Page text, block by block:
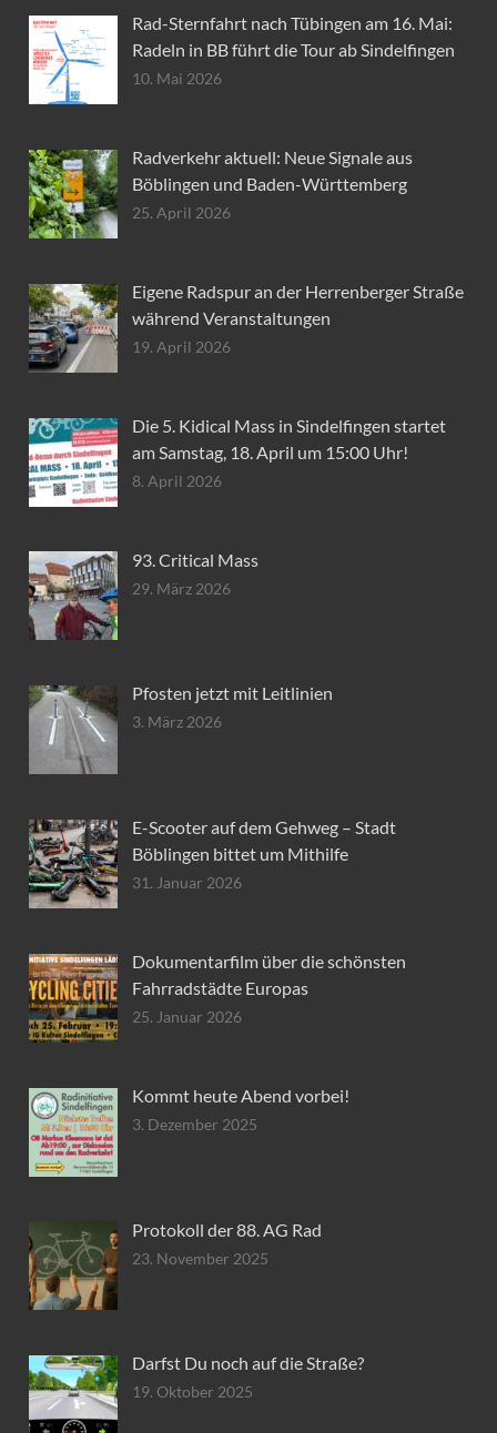
Rad-Sternfahrt nach Tübingen am 16. Mai:
Radeln in BB führt die Tour ab Sindelfingen
10. Mai 2026
Radverkehr aktuell: Neue Signale aus
Böblingen und Baden-Württemberg
25. April 2026
Eigene Radspur an der Herrenberger Straße
während Veranstaltungen
19. April 2026
Die 5. Kidical Mass in Sindelfingen startet
am Samstag, 18. April um 15:00 Uhr!
8. April 2026
93. Critical Mass
29. März 2026
Pfosten jetzt mit Leitlinien
3. März 2026
E-Scooter auf dem Gehweg – Stadt
Böblingen bittet um Mithilfe
31. Januar 2026
Dokumentarfilm über die schönsten
Fahrradstädte Europas
25. Januar 2026
Kommt heute Abend vorbei!
3. Dezember 2025
Protokoll der 88. AG Rad
23. November 2025
Darfst Du noch auf die Straße?
19. Oktober 2025